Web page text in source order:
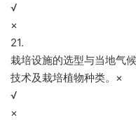
√
×
21.
栽培设施的选型与当地气
技术及栽培植物种类。×
√
×